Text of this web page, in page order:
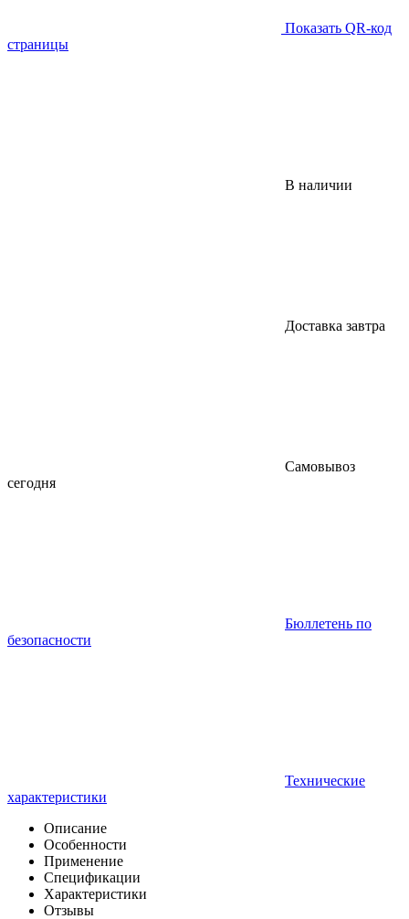
Показать QR-код
страницы
В наличии
Доставка завтра
Самовывоз
сегодня
Бюллетень по
безопасности
Технические
характеристики
Описание
Особенности
Применение
Спецификации
Характеристики
Отзывы